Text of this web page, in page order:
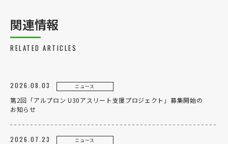
関連情報
RELATED ARTICLES
2026.08.03 ニュース
第2回「アルプロン U30アスリート支援プロジェクト」募集開始の
お知らせ
2026.07.23 ニュース